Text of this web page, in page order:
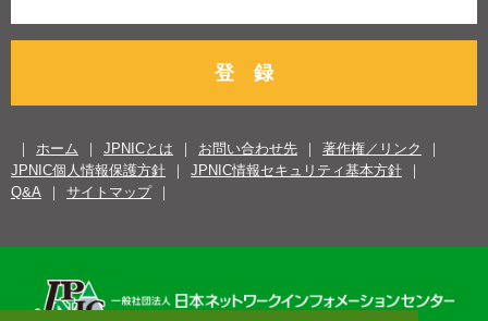
登 録
ホーム JPNICとは お問い合わせ先
著作権／リンク
JPNIC個人情報保護方針
JPNIC情報セキュリティ基本方針
Q&A
サイトマップ